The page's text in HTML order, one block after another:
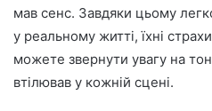
мав сенс. Завдяки цьому
у реальному житті, їхні
можете звернути увагу на
втілював у кожній сцені.